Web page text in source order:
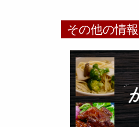
その他の情報